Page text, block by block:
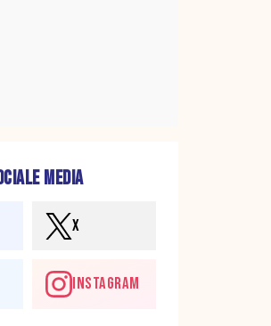
MEDIA
X
INSTAGRAM